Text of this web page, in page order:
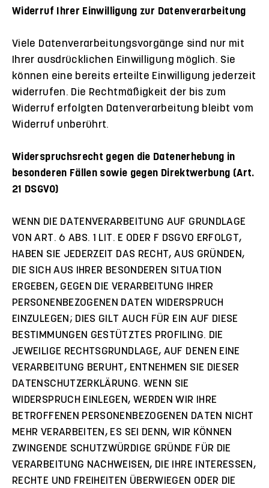
Widerruf Ihrer Einwilligung zur Datenverarbeitung
Viele Datenverarbeitungsvorgänge sind nur mit
Ihrer ausdrücklichen Einwilligung möglich. Sie
können eine bereits erteilte Einwilligung jederzeit
widerrufen. Die Rechtmäßigkeit der bis zum
Widerruf erfolgten Datenverarbeitung bleibt vom
Widerruf unberührt.
Widerspruchsrecht gegen die Datenerhebung in
besonderen Fällen sowie gegen Direktwerbung (Art.
21 DSGVO)
WENN DIE DATENVERARBEITUNG AUF GRUNDLAGE
VON ART. 6 ABS. 1 LIT. E ODER F DSGVO ERFOLGT,
HABEN SIE JEDERZEIT DAS RECHT, AUS GRÜNDEN,
DIE SICH AUS IHRER BESONDEREN SITUATION
ERGEBEN, GEGEN DIE VERARBEITUNG IHRER
PERSONENBEZOGENEN DATEN WIDERSPRUCH
EINZULEGEN; DIES GILT AUCH FÜR EIN AUF DIESE
BESTIMMUNGEN GESTÜTZTES PROFILING. DIE
JEWEILIGE RECHTSGRUNDLAGE, AUF DENEN EINE
VERARBEITUNG BERUHT, ENTNEHMEN SIE DIESER
DATENSCHUTZERKLÄRUNG. WENN SIE
WIDERSPRUCH EINLEGEN, WERDEN WIR IHRE
BETROFFENEN PERSONENBEZOGENEN DATEN NICHT
MEHR VERARBEITEN, ES SEI DENN, WIR KÖNNEN
ZWINGENDE SCHUTZWÜRDIGE GRÜNDE FÜR DIE
VERARBEITUNG NACHWEISEN, DIE IHRE INTERESSEN,
RECHTE UND FREIHEITEN ÜBERWIEGEN ODER DIE